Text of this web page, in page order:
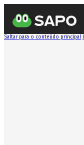
Saltar para o conteúdo principal